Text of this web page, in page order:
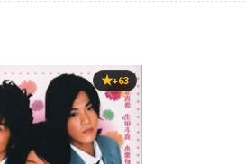
+63